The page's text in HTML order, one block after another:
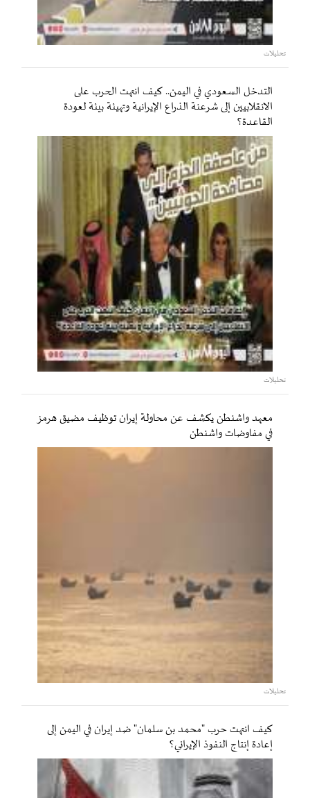
تحليلات
التدخل السعودي في اليمن.. كيف انتهت الحرب على
الانقلابيين إلى شرعنة الذراع الإيرانية وتهيئة بيئة لعودة
القاعدة؟
تحليلات
معهد واشنطن يكشف عن محاولة إيران توظيف مضيق هرمز
في مفاوضات واشنطن
تحليلات
كيف انتهت حرب "محمد بن سلمان" ضد إيران في اليمن إلى
إعادة إنتاج النفوذ الإيراني؟